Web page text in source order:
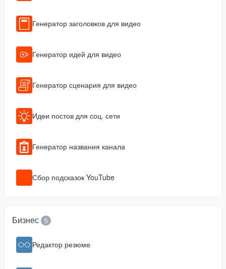
Генератор заголовков для видео
Генератор идей для видео
Генератор сценария для видео
Идеи постов для соц. сети
Генератор названия канала
Сбор подсказок YouTube
Бизнес 5
Редактор резюме